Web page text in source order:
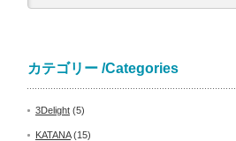
カテゴリー /Categories
3Delight (5)
KATANA(15)